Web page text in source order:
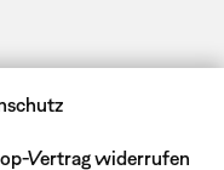
Vertrag widerrufen